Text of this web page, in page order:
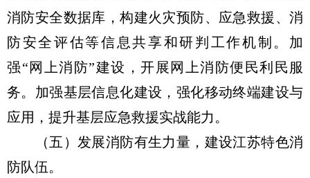
消防安全数据库，构建火灾预防、应急救援、消
防安全评估等信息共享和研判工作机制。加
强“网上消防”建设，开展网上消防便民利民服
务。加强基层信息化建设，强化移动终端建设与
应用，提升基层应急救援实战能力。
（五）发展消防有生力量，建设江苏特色消
防队伍。